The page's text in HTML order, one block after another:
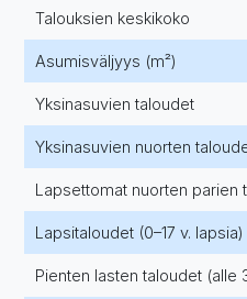
Talouksien keskikoko
Asumisväljyys (m²)
Yksinasuvien taloudet
Yksinasuvien nuorten
Lapsettomat nuorten parien
Lapsitaloudet (0–17 v. lapsia)
Pienten lasten taloudet (alle